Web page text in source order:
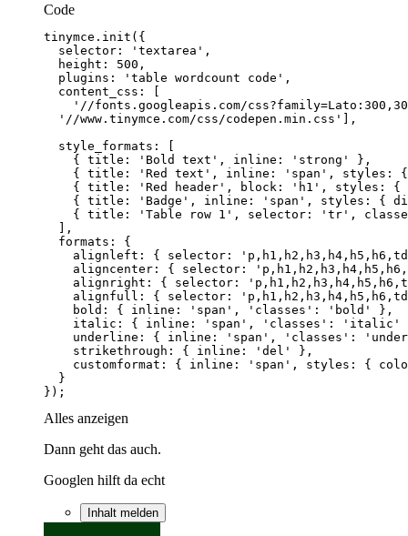
Code
});
Alles anzeigen
Dann geht das auch.
Googlen hilft da echt
Inhalt melden